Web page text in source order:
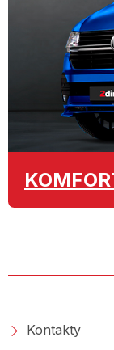
Kontakty